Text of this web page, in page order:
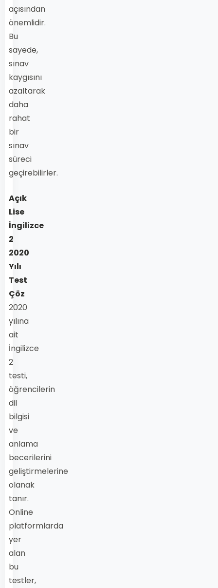
açısından
önemlidir.
Bu
sayede,
sınav
kaygısını
azaltarak
daha
rahat
bir
sınav
süreci
geçirebilirler.
Açık
Lise
İngilizce
2
2020
Yılı
Test
Çöz
2020
yılına
ait
İngilizce
2
testi,
öğrencilerin
dil
bilgisi
ve
anlama
becerilerini
geliştirmelerine
olanak
tanır.
Online
platformlarda
yer
alan
bu
testler,